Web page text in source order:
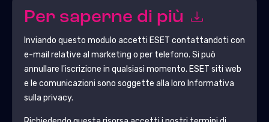
Per saperne di più
Inviando questo modulo accetti ESET contattandoti con
e-mail relative al marketing o per telefono. Si può
annullare l'iscrizione in qualsiasi momento. ESET siti web
e le comunicazioni sono soggette alla loro Informativa
sulla privacy.